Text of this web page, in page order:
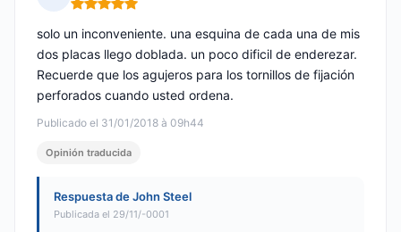
Nota: 5 de 5
Publicado el 31/01/2018 à 09h44
solo un inconveniente. una esquina de cada una de mis
dos placas llego doblada. un poco dificil de enderezar.
Recuerde que los agujeros para los tornillos de fijación
perforados cuando usted ordena.
Opinión traducida
Respuesta de John Steel
Publicada el 29/11/-0001